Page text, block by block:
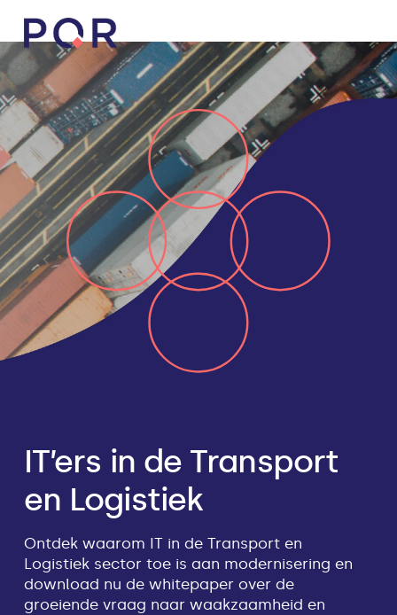
IT’ers in de Transport
en Logistiek
Ontdek waarom IT in de Transport en
Logistiek sector toe is aan modernisering en
download nu de whitepaper over de
groeiende vraag naar waakzaamheid en